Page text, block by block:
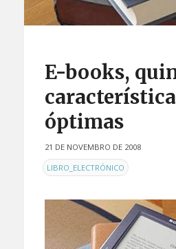
E-books,
óptimas
21 DE NOVEMBRO DE 2008
ENLIBRO_ELECTRÓNICO